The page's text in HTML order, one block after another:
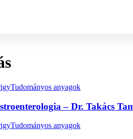
Tudományos anyagok
– Dr. Takács
Tudományos anyagok